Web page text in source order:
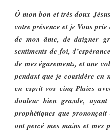
Ô mon bon et très doux
votre présence et je Vous
de mon âme, de daigner
sentiments de foi,
de mes égarements, et une
pendant que je considère en
en esprit vos cinq Plaies
douleur bien grande,
prophétiques que
ont percé mes mains et mes